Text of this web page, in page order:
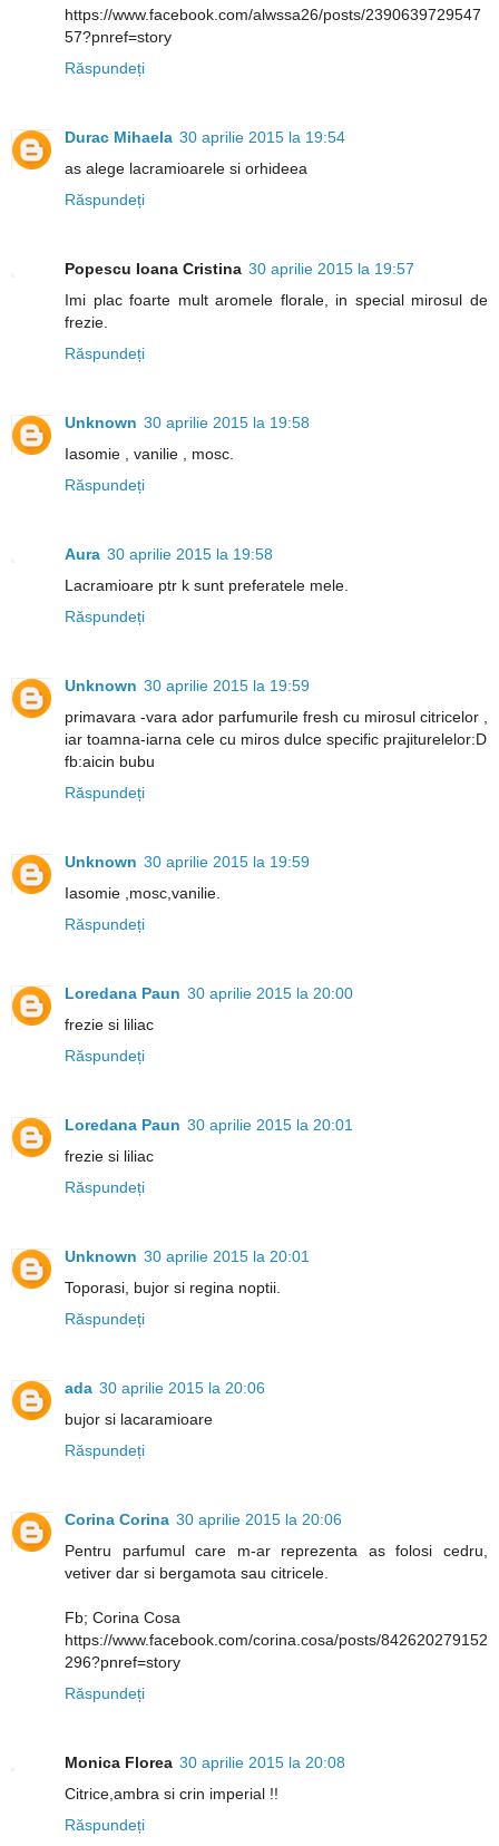
https://www.facebook.com/alwssa26/posts/2390639729547
57?pnref=story
Răspundeți
Durac Mihaela 30 aprilie 2015 la 19:54
as alege lacramioarele si orhideea
Răspundeți
Popescu Ioana Cristina 30 aprilie 2015 la 19:57
Imi plac foarte mult aromele florale, in special mirosul de
frezie.
Răspundeți
Unknown 30 aprilie 2015 la 19:58
Iasomie , vanilie , mosc.
Răspundeți
Aura 30 aprilie 2015 la 19:58
Lacramioare ptr k sunt preferatele mele.
Răspundeți
Unknown 30 aprilie 2015 la 19:59
primavara -vara ador parfumurile fresh cu mirosul citricelor ,
iar toamna-iarna cele cu miros dulce specific prajiturelelor:D
fb:aicin bubu
Răspundeți
Unknown 30 aprilie 2015 la 19:59
Iasomie ,mosc,vanilie.
Răspundeți
Loredana Paun 30 aprilie 2015 la 20:00
frezie si liliac
Răspundeți
Loredana Paun 30 aprilie 2015 la 20:01
frezie si liliac
Răspundeți
Unknown 30 aprilie 2015 la 20:01
Toporasi, bujor si regina noptii.
Răspundeți
ada 30 aprilie 2015 la 20:06
bujor si lacaramioare
Răspundeți
Corina Corina 30 aprilie 2015 la 20:06
Pentru parfumul care m-ar reprezenta as folosi cedru,
vetiver dar si bergamota sau citricele.
Fb; Corina Cosa
https://www.facebook.com/corina.cosa/posts/842620279152
296?pnref=story
Răspundeți
Monica Florea 30 aprilie 2015 la 20:08
Citrice,ambra si crin imperial !!
Răspundeți